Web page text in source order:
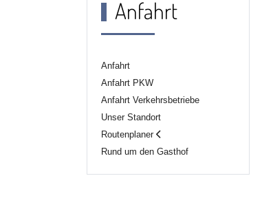
Gasthof Altes
Anfahrt
Anfahrt
Anfahrt PKW
Anfahrt Verkehrsbetriebe
Unser Standort
Routenplaner
Rund um den Gasthof